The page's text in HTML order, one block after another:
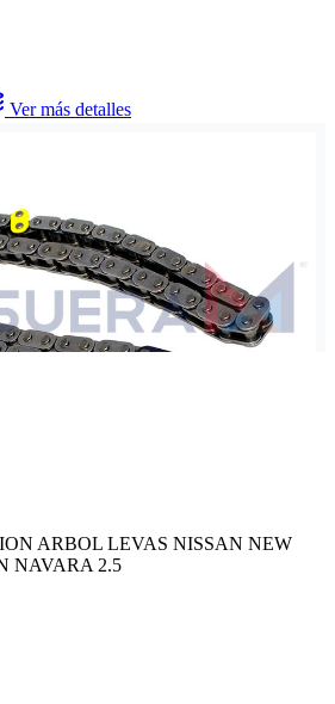
Ver más detalles
ARBOL LEVAS NISSAN NEW
NAVARA 2.5